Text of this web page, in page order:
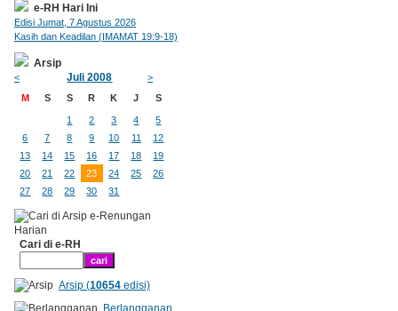
e-RH Hari Ini
Edisi Jumat, 7 Agustus 2026
Kasih dan Keadilan (IMAMAT 19:9-18)
Arsip
< Juli 2008
>
M
S S R K J S
1 2 3 4
5
6
7 8 9 10 11
12
13
14 15 16 17 18
19
20
21 22 23 24 25
26
27
28 29 30 31
Cari di e-RH
Arsip (10654edisi)
Berlangganan